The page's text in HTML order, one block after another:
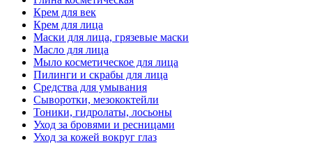
Крем для век
Крем для лица
Маски для лица, грязевые маски
Масло для лица
Мыло косметическое для лица
Пилинги и скрабы для лица
Средства для умывания
Сыворотки, мезококтейли
Тоники, гидролаты, лосьоны
Уход за бровями и ресницами
Уход за кожей вокруг глаз